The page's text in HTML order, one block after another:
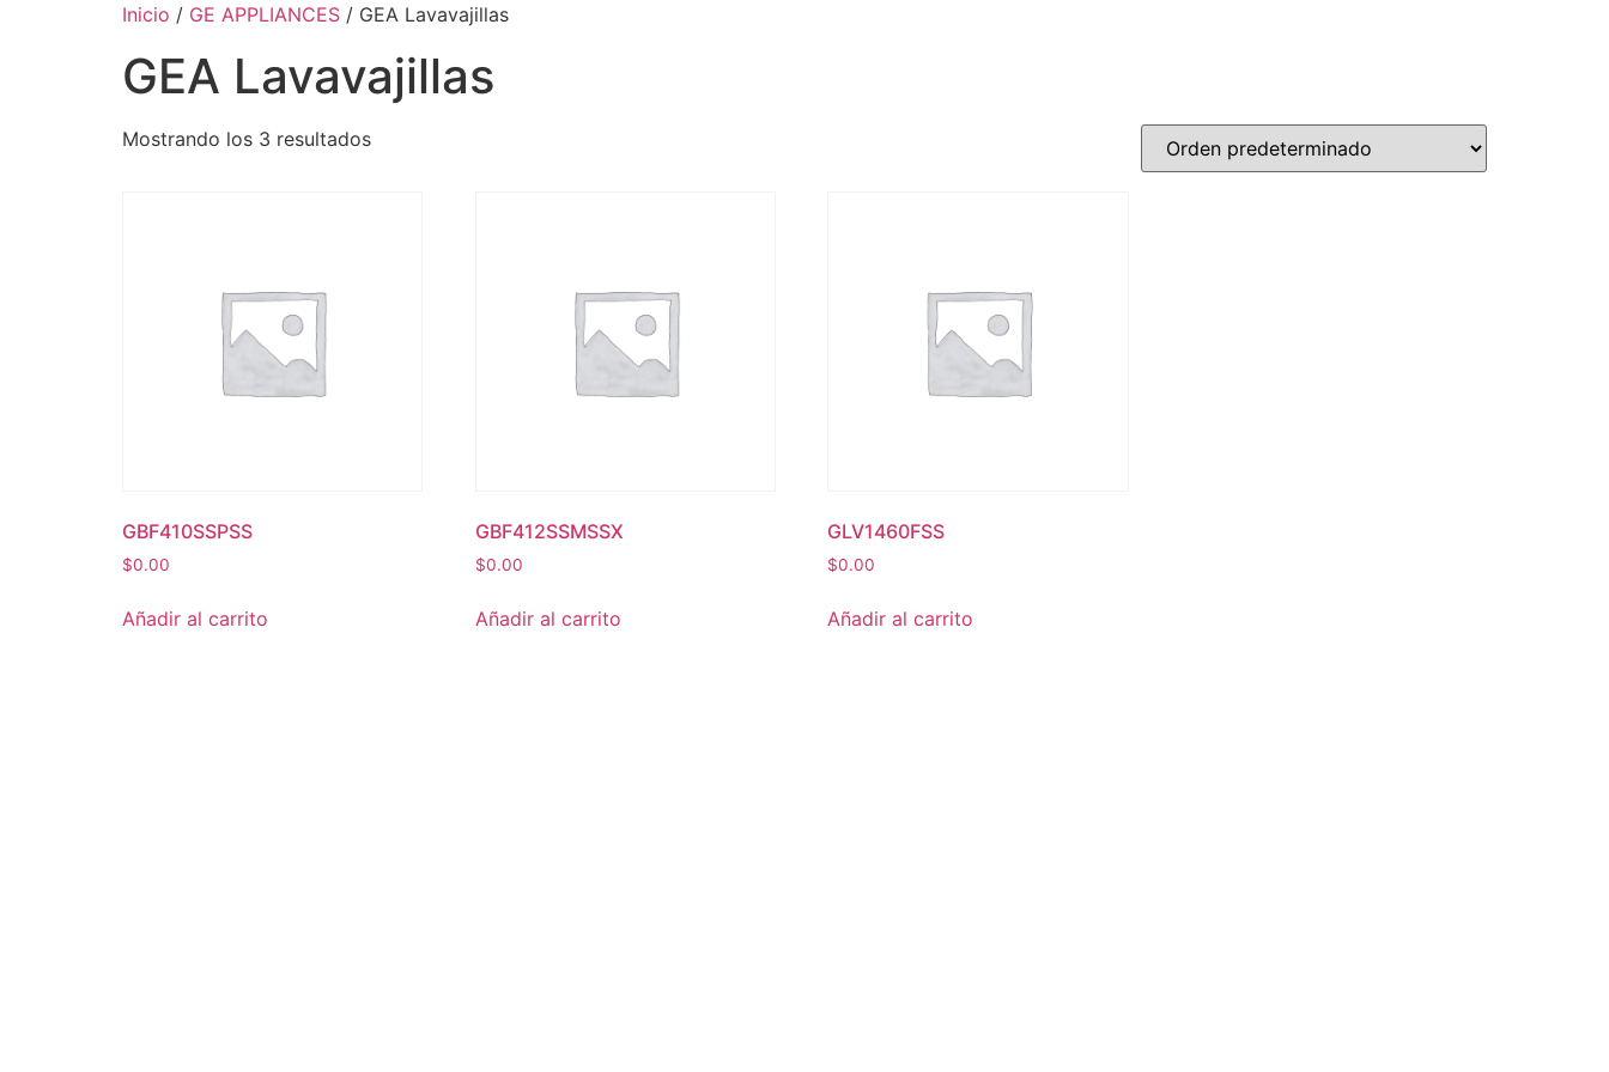
Inicio / GE APPLIANCES / GEA Lavavajillas
GEA Lavavajillas
Mostrando los 3 resultados
GBF410SSPSS
$0.00
Añadir al carrito
GBF412SSMSSX
$0.00
Añadir al carrito
GLV1460FSS
$0.00
Añadir al carrito